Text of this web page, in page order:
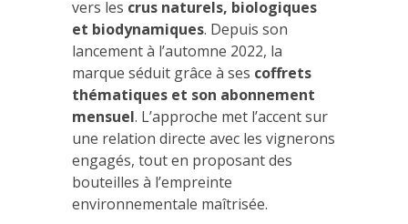
vers les crus naturels, biologiques
et biodynamiques. Depuis son
lancement à l’automne 2022, la
marque séduit grâce à ses coffrets
thématiques et son abonnement
mensuel. L’approche met l’accent sur
une relation directe avec les vignerons
engagés, tout en proposant des
bouteilles à l’empreinte
environnementale maîtrisée.